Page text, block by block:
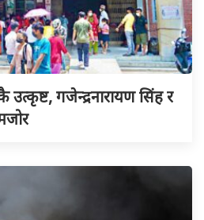
गजेन्द्रनारायण सिंह र